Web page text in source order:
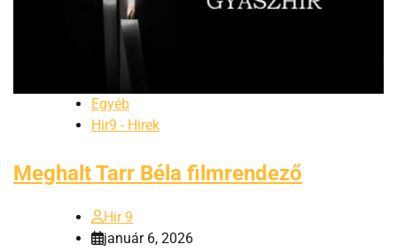
Egyéb
Hir9 - Hirek
Meghalt Tarr Béla filmrendező
Hir 9
január 6, 2026